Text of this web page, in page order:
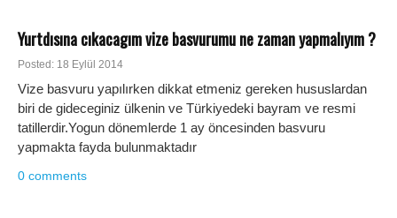
Yurtdısına cıkacagım vize basvurumu ne zaman yapmalıyım ?
Posted: 18 Eylül 2014
Vize basvuru yapılırken dikkat etmeniz gereken hususlardan
biri de gideceginiz ülkenin ve Türkiyedeki bayram ve resmi
tatillerdir.Yogun dönemlerde 1 ay öncesinden basvuru
yapmakta fayda bulunmaktadır
0 comments